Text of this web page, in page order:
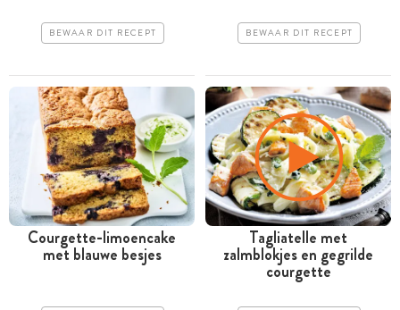
BEWAAR DIT RECEPT BEWAAR DIT RECEPT
Courgette-limoencake
met blauwe besjes
Tagliatelle met
zalmblokjes en gegrilde
courgette